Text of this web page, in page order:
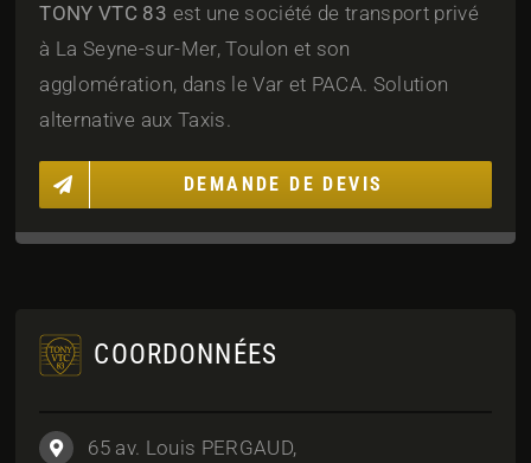
TONY VTC 83 est une société de transport privé
à La Seyne-sur-Mer, Toulon et son
agglomération, dans le Var et PACA. Solution
alternative aux Taxis.
DEMANDE DE DEVIS
COORDONNÉES
65 av. Louis PERGAUD,